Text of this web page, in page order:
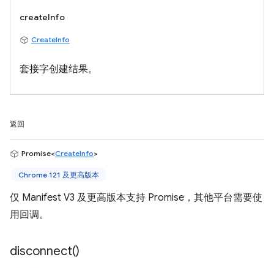
createInfo
CreateInfo
套接字创建结果。
返回
Promise<CreateInfo>
Chrome 121 及更高版本
仅 Manifest V3 及更高版本支持 Promise，其他平台需要使
用回调。
disconnect()